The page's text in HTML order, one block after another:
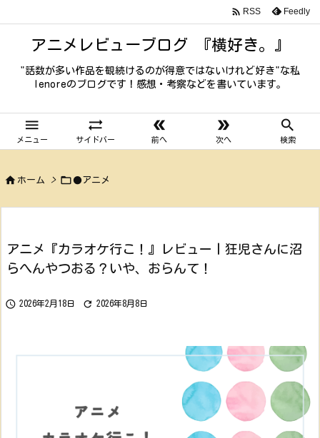
アニメレビューブログ 『横好き。』
"話数が多い作品を観続けるのが得意ではないけれど好き"な私
lenoreのブログです！感想・考察などを書いています。

メニュー

サイドバー

前へ

次へ

検索
 RSS Feedly
 ホーム > ●アニメ
アニメ『カラオケ行こ！』レビュー丨狂児さんに沼
らへんやつおる？いや、おらんて！
 2026年2月18日  2026年8月8日